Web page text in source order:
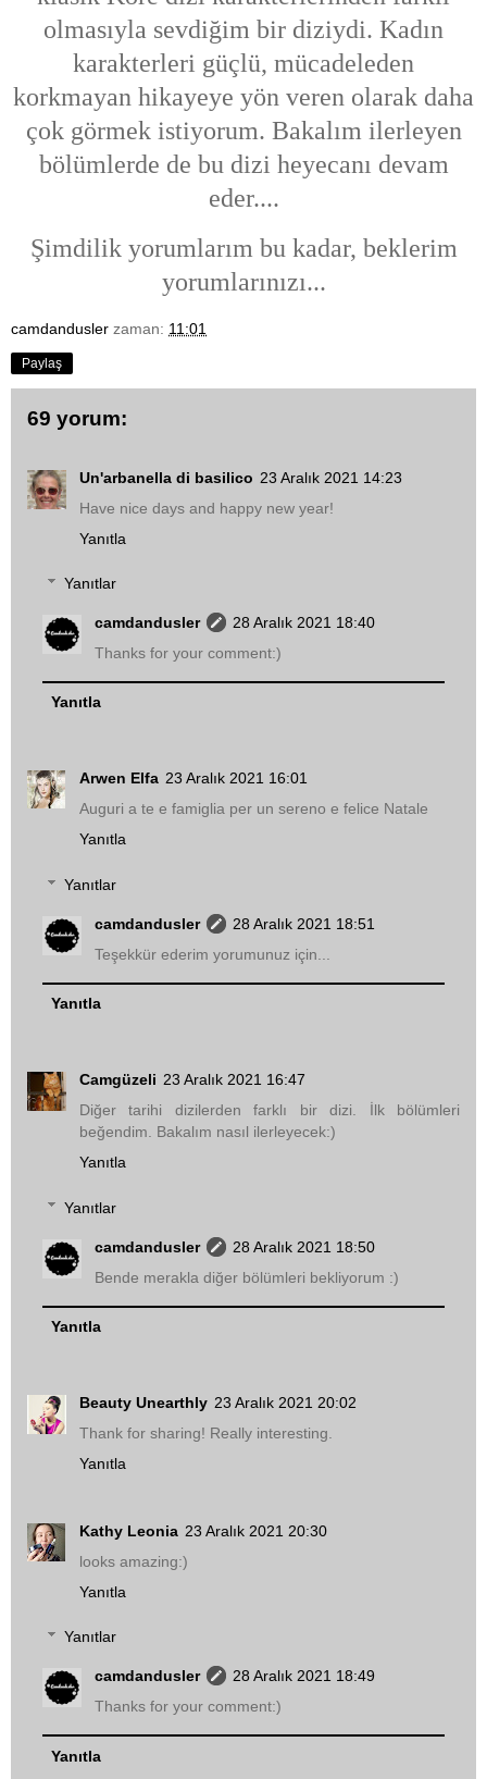
olmasıyla sevdiğim bir diziydi. Kadın
karakterleri güçlü, mücadeleden
korkmayan hikayeye yön veren olarak daha
çok görmek istiyorum. Bakalım ilerleyen
bölümlerde de bu dizi heyecanı devam
eder....
Şimdilik yorumlarım bu kadar, beklerim
yorumlarınızı...
camdandusler zaman: 11:01
Paylaş
69 yorum:
Un'arbanella di basilico 23 Aralık 2021 14:23
Have nice days and happy new year!
Yanıtla
Yanıtlar
camdandusler
28 Aralık 2021 18:40
Thanks for your comment:)
Yanıtla
Arwen Elfa 23 Aralık 2021 16:01
Auguri a te e famiglia per un sereno e felice Natale
Yanıtla
Yanıtlar
camdandusler
28 Aralık 2021 18:51
Teşekkür ederim yorumunuz için...
Yanıtla
Camgüzeli 23 Aralık 2021 16:47
Diğer tarihi dizilerden farklı bir dizi. İlk bölümleri
beğendim. Bakalım nasıl ilerleyecek:)
Yanıtla
Yanıtlar
camdandusler
28 Aralık 2021 18:50
Bende merakla diğer bölümleri bekliyorum :)
Yanıtla
Beauty Unearthly 23 Aralık 2021 20:02
Thank for sharing! Really interesting.
Yanıtla
Kathy Leonia 23 Aralık 2021 20:30
looks amazing:)
Yanıtla
Yanıtlar
camdandusler
28 Aralık 2021 18:49
Thanks for your comment:)
Yanıtla